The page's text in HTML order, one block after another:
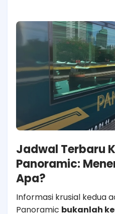
Jadwal Terbaru
Panoramic:
Apa?
Informasi krusial kedua
Panoramic bukanlah